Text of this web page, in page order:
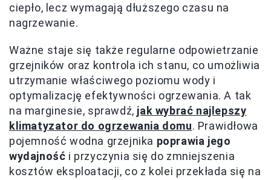
ciepło, lecz wymagają dłuższego czasu na
nagrzewanie.
Ważne staje się także regularne odpowietrzanie
grzejników oraz kontrola ich stanu, co umożliwia
utrzymanie właściwego poziomu wody i
optymalizację efektywności ogrzewania. A tak
na marginesie, sprawdź, jak wybrać najlepszy
klimatyzator do ogrzewania domu. Prawidłowa
pojemność wodna grzejnika poprawia jego
wydajność i przyczynia się do zmniejszenia
kosztów eksploatacji, co z kolei przekłada się na